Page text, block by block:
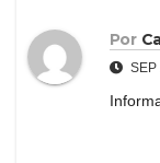
Por
SEP